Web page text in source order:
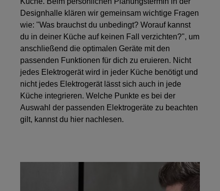
Designhalle klären wir gemeinsam wichtige Fragen
wie: "Was brauchst du unbedingt? Worauf kannst
du in deiner Küche auf keinen Fall verzichten?", um
anschließend die optimalen Geräte mit den
passenden Funktionen für dich zu eruieren. Nicht
jedes Elektrogerät wird in jeder Küche benötigt und
nicht jedes Elektrogerät lässt sich auch in jede
Küche integrieren. Welche Punkte es bei der
Auswahl der passenden Elektrogeräte zu beachten
gilt, kannst du hier nachlesen.